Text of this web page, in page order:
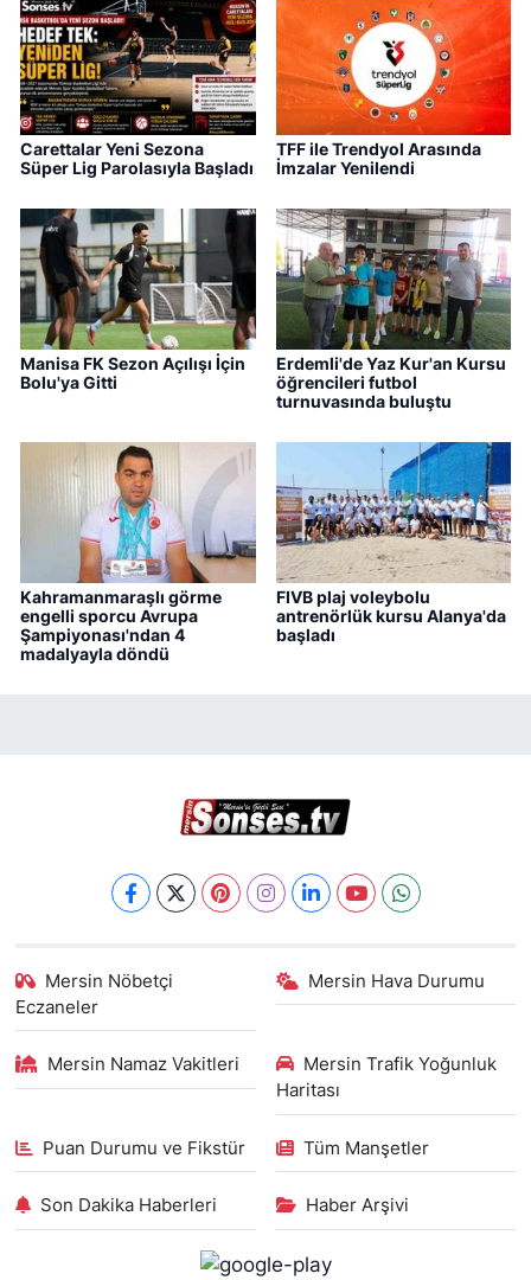
Carettalar Yeni Sezona
Süper Lig Parolasıyla Başladı
TFF ile Trendyol Arasında
İmzalar Yenilendi
Manisa FK Sezon Açılışı İçin
Bolu'ya Gitti
Erdemli'de Yaz Kur'an Kursu
öğrencileri futbol
turnuvasında buluştu
Kahramanmaraşlı görme
engelli sporcu Avrupa
Şampiyonası'ndan 4
madalyayla döndü
FIVB plaj voleybolu
antrenörlük kursu Alanya'da
başladı
Mersin Nöbetçi
Eczaneler
Mersin Hava Durumu
Mersin Namaz Vakitleri
Mersin Trafik Yoğunluk
Haritası
Puan Durumu ve Fikstür Tüm Manşetler
Son Dakika Haberleri Haber Arşivi